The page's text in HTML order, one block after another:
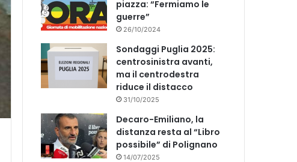
piazza: “Fermiamo le
guerre”
26/10/2024
Sondaggi Puglia 2025:
centrosinistra avanti,
ma il centrodestra
riduce il distacco
31/10/2025
Decaro-Emiliano, la
distanza resta al “Libro
possibile” di Polignano
14/07/2025